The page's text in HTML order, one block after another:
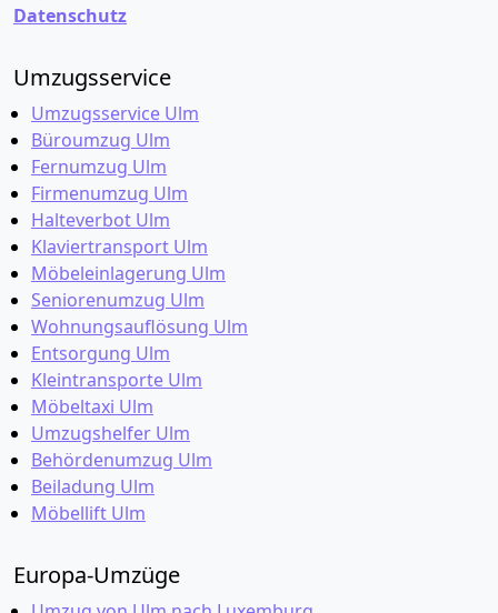
Datenschutz
Umzugsservice
Umzugsservice Ulm
Büroumzug Ulm
Fernumzug Ulm
Firmenumzug Ulm
Halteverbot Ulm
Klaviertransport Ulm
Möbeleinlagerung Ulm
Seniorenumzug Ulm
Wohnungsauflösung Ulm
Entsorgung Ulm
Kleintransporte Ulm
Möbeltaxi Ulm
Umzugshelfer Ulm
Behördenumzug Ulm
Beiladung Ulm
Möbellift Ulm
Europa-Umzüge